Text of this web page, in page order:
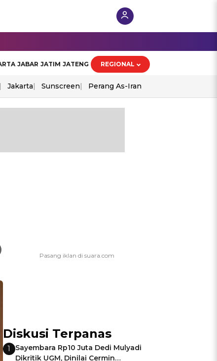
JABAR JATIM JATENG REGIONAL
Jakarta Sunscreen Perang As-Iran
Diskusi Terpanas
1
Sayembara Rp10 Juta Dedi Mulyadi
Dikritik UGM, Dinilai Cermin